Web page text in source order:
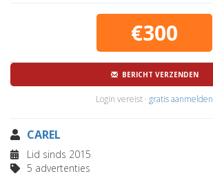
€300
BERICHT VERZENDEN
Login vereist · gratis aanmelden
CAREL
Lid sinds 2015
5 advertenties